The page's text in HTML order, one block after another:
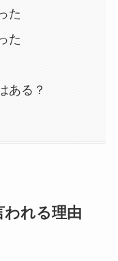
た
た
ある？
れる理由